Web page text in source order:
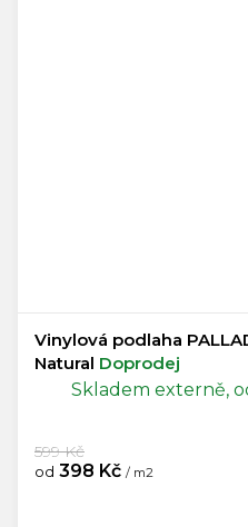
Vinylová podlaha
Natural Doprodej
Skladem externě,
od 398 Kč / m2
599 Kč